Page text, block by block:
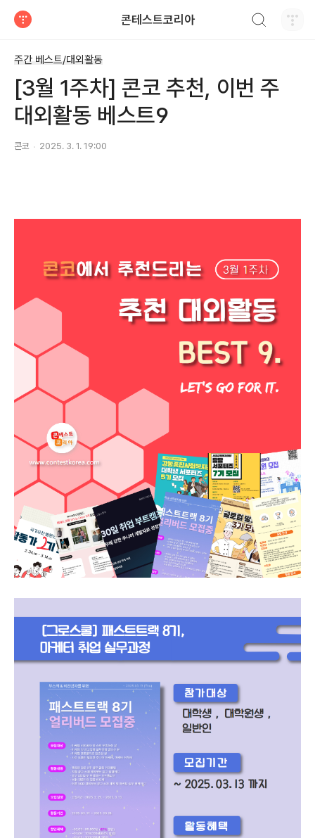
콘테스트코리아
주간 베스트/대외활동
[3월 1주차] 콘코 추천, 이번 주
대외활동 베스트9
콘코 2025. 3. 1. 19:00